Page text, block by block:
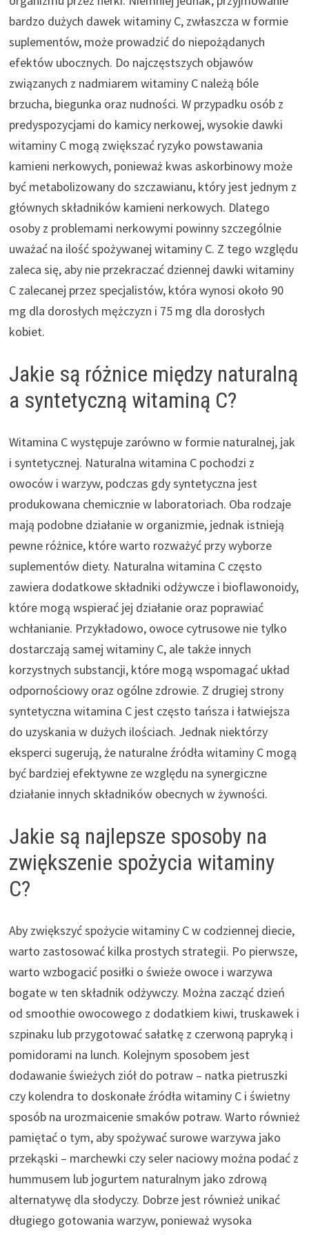
bardzo dużych dawek witaminy C, zwłaszcza w formie
suplementów, może prowadzić do niepożądanych
efektów ubocznych. Do najczęstszych objawów
związanych z nadmiarem witaminy C należą bóle
brzucha, biegunka oraz nudności. W przypadku osób z
predyspozycjami do kamicy nerkowej, wysokie dawki
witaminy C mogą zwiększać ryzyko powstawania
kamieni nerkowych, ponieważ kwas askorbinowy może
być metabolizowany do szczawianu, który jest jednym z
głównych składników kamieni nerkowych. Dlatego
osoby z problemami nerkowymi powinny szczególnie
uważać na ilość spożywanej witaminy C. Z tego względu
zaleca się, aby nie przekraczać dziennej dawki witaminy
C zalecanej przez specjalistów, która wynosi około 90
mg dla dorosłych mężczyzn i 75 mg dla dorosłych
kobiet.
Jakie są różnice między naturalną
a syntetyczną witaminą C?
Witamina C występuje zarówno w formie naturalnej, jak
i syntetycznej. Naturalna witamina C pochodzi z
owoców i warzyw, podczas gdy syntetyczna jest
produkowana chemicznie w laboratoriach. Oba rodzaje
mają podobne działanie w organizmie, jednak istnieją
pewne różnice, które warto rozważyć przy wyborze
suplementów diety. Naturalna witamina C często
zawiera dodatkowe składniki odżywcze i bioflawonoidy,
które mogą wspierać jej działanie oraz poprawiać
wchłanianie. Przykładowo, owoce cytrusowe nie tylko
dostarczają samej witaminy C, ale także innych
korzystnych substancji, które mogą wspomagać układ
odpornościowy oraz ogólne zdrowie. Z drugiej strony
syntetyczna witamina C jest często tańsza i łatwiejsza
do uzyskania w dużych ilościach. Jednak niektórzy
eksperci sugerują, że naturalne źródła witaminy C mogą
być bardziej efektywne ze względu na synergiczne
działanie innych składników obecnych w żywności.
Jakie są najlepsze sposoby na
zwiększenie spożycia witaminy
C?
Aby zwiększyć spożycie witaminy C w codziennej diecie,
warto zastosować kilka prostych strategii. Po pierwsze,
warto wzbogacić posiłki o świeże owoce i warzywa
bogate w ten składnik odżywczy. Można zacząć dzień
od smoothie owocowego z dodatkiem kiwi, truskawek i
szpinaku lub przygotować sałatkę z czerwoną papryką i
pomidorami na lunch. Kolejnym sposobem jest
dodawanie świeżych ziół do potraw – natka pietruszki
czy kolendra to doskonałe źródła witaminy C i świetny
sposób na urozmaicenie smaków potraw. Warto również
pamiętać o tym, aby spożywać surowe warzywa jako
przekąski – marchewki czy seler naciowy można podać z
hummusem lub jogurtem naturalnym jako zdrową
alternatywę dla słodyczy. Dobrze jest również unikać
długiego gotowania warzyw, ponieważ wysoka